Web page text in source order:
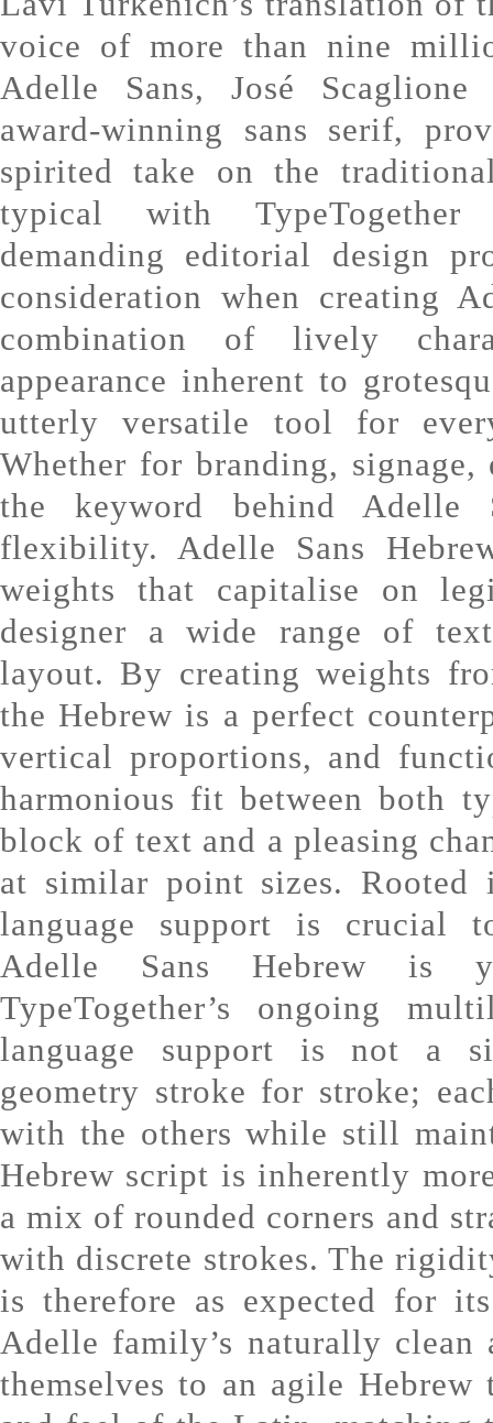
voice of more than nine
Adelle Sans, José Scaglione
award-winning sans serif,
spirited take on the
typical with
demanding editorial design
consideration when creating
combination of lively
appearance inherent to
utterly versatile tool for
Whether for branding,
the keyword behind Adelle
flexibility. Adelle Sans
weights that capitalise on
designer a wide range of
layout. By creating weights
the Hebrew is a perfect
vertical proportions, and
harmonious fit between both
block of text and a pleasing
at similar point sizes.
language support is crucial
Adelle Sans Hebrew is
TypeTogether’s ongoing
language support is not a
geometry stroke for stroke;
with the others while still
Hebrew script is inherently
a mix of rounded corners and
with discrete strokes. The
is therefore as expected for
Adelle family’s naturally clean
themselves to an agile